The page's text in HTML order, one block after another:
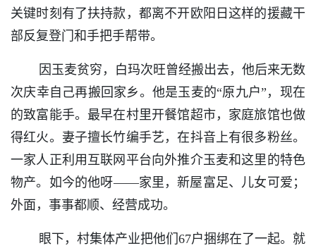
关键时刻有了扶持款，都离不开欧阳日这样的援藏干
部反复登门和手把手帮带。
因玉麦贫穷，白玛次旺曾经搬出去，他后来无数
次庆幸自己再搬回家乡。他是玉麦的“原九户”，现在
的致富能手。最早在村里开餐馆超市，家庭旅馆也做
得红火。妻子擅长竹编手艺，在抖音上有很多粉丝。
一家人正利用互联网平台向外推介玉麦和这里的特色
物产。如今的他呀——家里，新屋富足、儿女可爱；
外面，事事都顺、经营成功。
眼下，村集体产业把他们67户捆绑在了一起。就